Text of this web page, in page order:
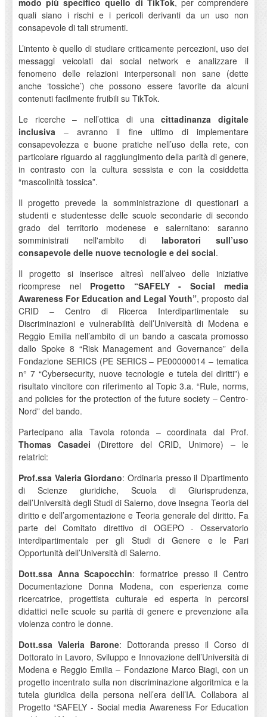
modo più specifico quello di TikTok, per comprendere
quali siano i rischi e i pericoli derivanti da un uso non
consapevole di tali strumenti.
L’intento è quello di studiare criticamente percezioni, uso dei
messaggi veicolati dai social network e analizzare il
fenomeno delle relazioni interpersonali non sane (dette
anche ‘tossiche’) che possono essere favorite da alcuni
contenuti facilmente fruibili su TikTok.
Le ricerche – nell’ottica di unacittadinanza digitale
inclusiva– avranno il fine ultimo di implementare
consapevolezza e buone pratiche nell’uso della rete, con
particolare riguardo al raggiungimento della parità di genere,
in contrasto con la cultura sessista e con la cosiddetta
“mascolinità tossica”.
Il progetto prevede la somministrazione di questionari a
studenti e studentesse delle scuole secondarie di secondo
grado del territorio modenese e salernitano: saranno
somministrati nell'ambito di laboratori sull’uso
consapevole delle nuove tecnologie e dei social.
Il progetto si inserisce altresì nell’alveo delle iniziative
ricomprese nel Progetto “SAFELY - Social media
Awareness For Education and Legal Youth”, proposto dal
CRID – Centro di Ricerca Interdipartimentale su
Discriminazioni e vulnerabilità dell’Università di Modena e
Reggio Emilia nell’ambito di un bando a cascata promosso
dallo Spoke 8 “Risk Management and Governance” della
Fondazione SERICS (PE SERICS – PE00000014 – tematica
n° 7 “Cybersecurity, nuove tecnologie e tutela dei diritti”) e
risultato vincitore con riferimento al Topic 3.a. “Rule, norms,
and policies for the protection of the future society – Centro-
Nord” del bando.
Partecipano alla Tavola rotonda – coordinata dal Prof.
Thomas Casadei (Direttore del CRID, Unimore) – le
relatrici:
Prof.ssa Valeria Giordano: Ordinaria presso il Dipartimento
di Scienze giuridiche, Scuola di Giurisprudenza,
dell’Università degli Studi di Salerno, dove insegna Teoria del
diritto e dell’argomentazione e Teoria generale del diritto. Fa
parte del Comitato direttivo di OGEPO - Osservatorio
interdipartimentale per gli Studi di Genere e le Pari
Opportunità dell’Università di Salerno.
Dott.ssa Anna Scapocchin: formatrice presso il Centro
Documentazione Donna Modena, con esperienza come
ricercatrice, progettista culturale ed esperta in percorsi
didattici nelle scuole su parità di genere e prevenzione alla
violenza contro le donne.
Dott.ssa Valeria Barone: Dottoranda presso il Corso di
Dottorato in Lavoro, Sviluppo e Innovazione dell’Università di
Modena e Reggio Emilia – Fondazione Marco Biagi, con un
progetto incentrato sulla non discriminazione algoritmica e la
tutela giuridica della persona nell’era dell’IA. Collabora al
Progetto “SAFELY - Social media Awareness For Education